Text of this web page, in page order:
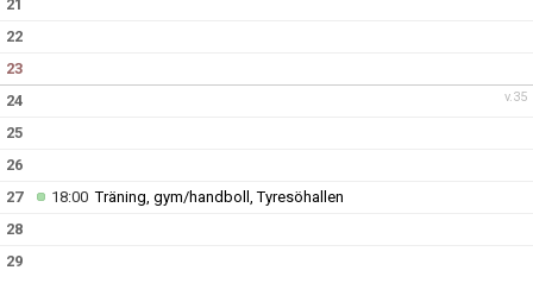
21
22
23
v.35
24
25
26
27
18:00Träning, gym/handboll, Tyresöhallen
28
29